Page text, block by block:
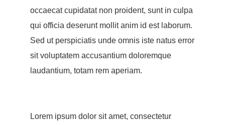
occaecat cupidatat non proident, sunt in culpa
qui officia deserunt mollit anim id est laborum.
Sed ut perspiciatis unde omnis iste natus error
sit voluptatem accusantium doloremque
laudantium, totam rem aperiam.
Lorem ipsum dolor sit amet, consectetur